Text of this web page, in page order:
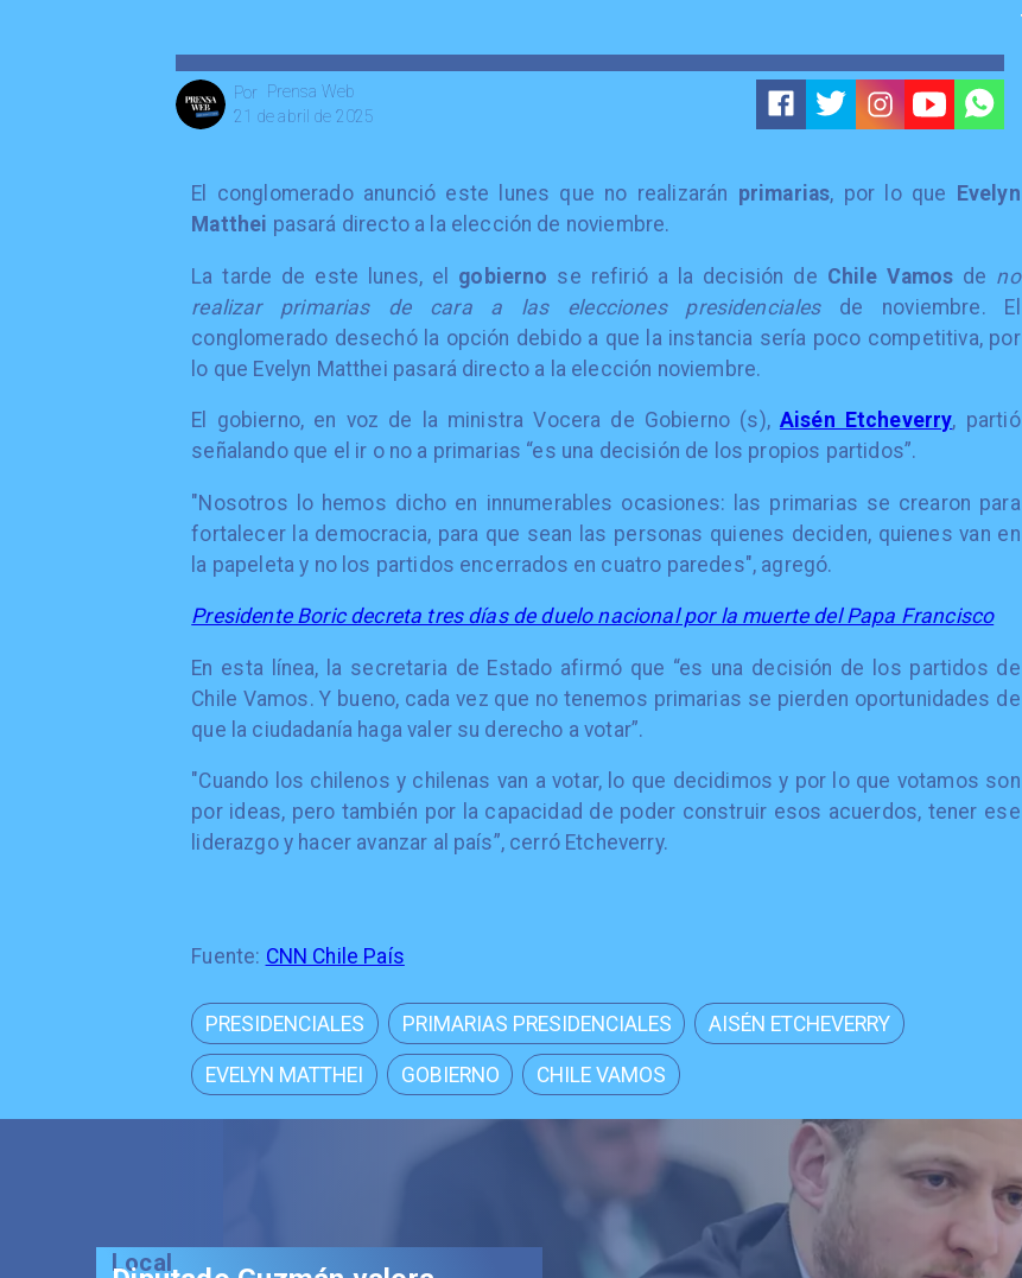
Prensa Web
Por
21 de abril de 2025
El conglomerado anunció este lunes que no realizarán primarias, por lo que
Evelyn
Matthei pasará directo a la elección de noviembre.
La tarde de este lunes, el gobierno se refirió a la decisión de Chile Vamos de no
realizar primarias de cara a las elecciones presidencialesde noviembre. El
conglomerado desechó la opción debido a que la instancia sería poco competitiva, por
lo que Evelyn Matthei pasará directo a la elección noviembre.
El gobierno, en voz de la ministra Vocera de Gobierno (s), Aisén Etcheverry, partió
señalando que el ir o no a primarias “es una decisión de los propios partidos”.
"Nosotros lo hemos dicho en innumerables ocasiones: las primarias se crearon para
fortalecer la democracia, para que sean las personas quienes deciden, quienes van en
la papeleta y no los partidos encerrados en cuatro paredes", agregó.
Presidente Boric decreta tres días de duelo nacional por la muerte del Papa Francisco
En esta línea, la secretaria de Estado afirmó que “es una decisión de los partidos de
Chile Vamos. Y bueno, cada vez que no tenemos primarias se pierden oportunidades de
que la ciudadanía haga valer su derecho a votar”.
"Cuando los chilenos y chilenas van a votar, lo que decidimos y por lo que votamos son
por ideas, pero también por la capacidad de poder construir esos acuerdos, tener ese
liderazgo y hacer avanzar al país”, cerró Etcheverry.
Fuente: CNN Chile País
PRESIDENCIALES PRIMARIAS PRESIDENCIALES AISÉN ETCHEVERRY
EVELYN MATTHEI GOBIERNO CHILE VAMOS
Local